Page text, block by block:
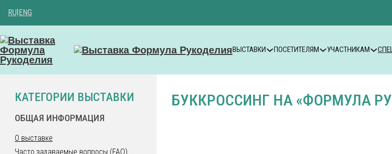
RU ENG
ВЫСТАВКИ ПОСЕТИТЕЛЯМ УЧАСТНИКАМ
КАТЕГОРИИ ВЫСТАВКИ
ОБЩАЯ ИНФОРМАЦИЯ
О выставке
Часто задаваемые вопросы (FAQ)
БУККРОССИНГ НА «ФОРМУЛА